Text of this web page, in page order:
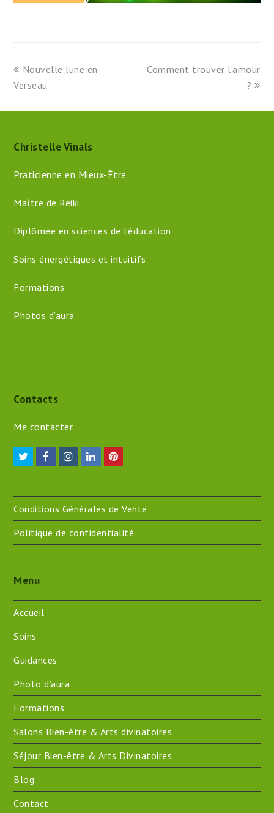
previous
post:
Nouvelle lune en
Verseau
next
Comment trouver l’amour
?
Christelle Vinals
Praticienne en Mieux-Être
Maître de Reiki
Diplômée en sciences de l’éducation
Soins énergétiques et intuitifs
Formations
Photos d’aura
Contacts
Me contacter
TwitterFacebookInstagram
LinkedInPinterest
Conditions Générales de Vente
Politique de confidentialité
Menu
Accueil
Soins
Guidances
Photo d’aura
Formations
Salons Bien-être & Arts divinatoires
Séjour Bien-être & Arts Divinatoires
Blog
Contact